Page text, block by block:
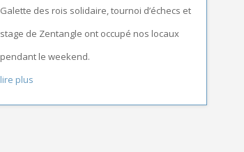
Galette des rois solidaire, tournoi d’échecs et
stage de Zentangle ont occupé nos locaux
pendant le weekend.
lire plus